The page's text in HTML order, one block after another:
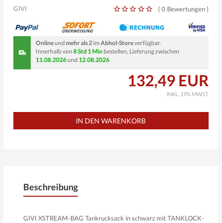
GIVI (0 Bewertungen)
Onlineund mehr als 2im Abhol-Storeverfügbar.
Innerhalb von 8 Std 1 Minbestellen, Lieferung zwischen
11.08.2026und 12.08.2026
132,49 EUR
INKL. 19% MWST.
Beschreibung
GIVI XSTREAM-BAG Tankrucksack in schwarz mit TANKLOCK-